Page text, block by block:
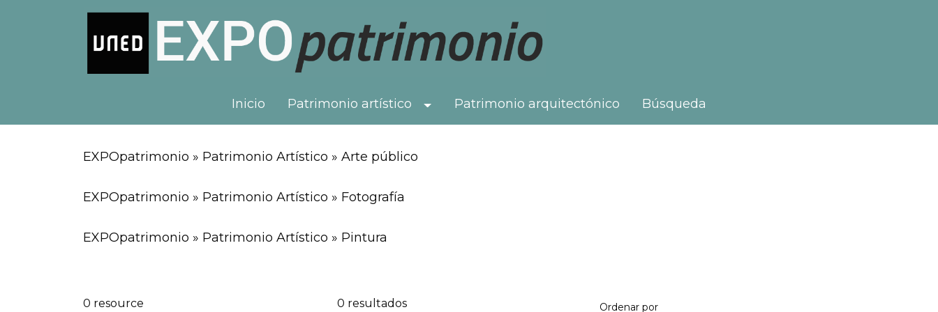
Inicio Patrimonio artístico Toggle Dropdown
Patrimonio arquitectónico Búsqueda
EXPOpatrimonio » Patrimonio Artístico » Arte público
EXPOpatrimonio » Patrimonio Artístico » Fotografía
EXPOpatrimonio » Patrimonio Artístico » Pintura
0 resource 0 resultados Ordenar por